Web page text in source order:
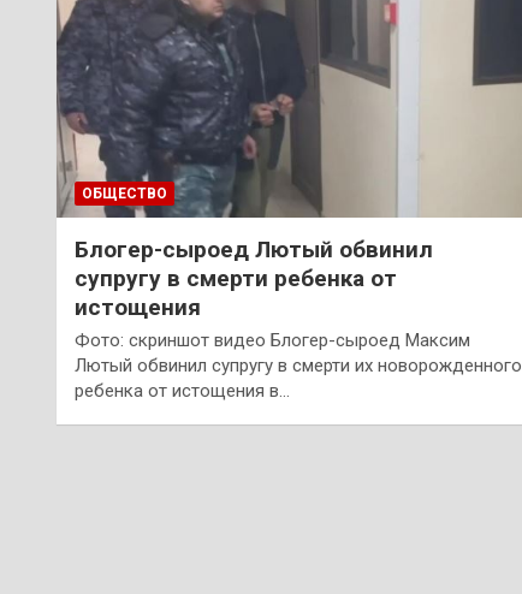
ОБЩЕСТВО
Блогер-сыроед Лютый обвинил
супругу в смерти ребенка от
истощения
Фото: скриншот видео Блогер-сыроед Максим
Лютый обвинил супругу в смерти их новорожденного
ребенка от истощения в…